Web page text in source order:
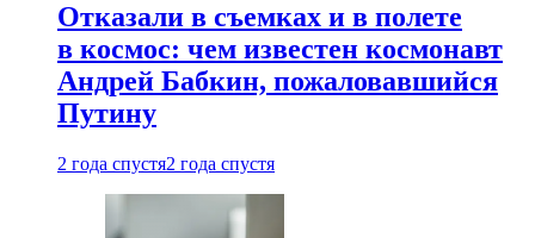
Отказали в съемках и в полете
в космос: чем известен космонавт
Андрей Бабкин, пожаловавшийся
Путину
2 года спустя2 года спустя